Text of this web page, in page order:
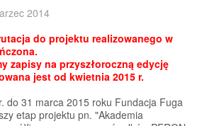
2014
do projektu realizowanego w
zapisy na przyszłoroczną edycję
jest od kwietnia 2015 r.
do 31 marca 2015 roku Fundacja Fuga
etap projektu pn. "Akademia